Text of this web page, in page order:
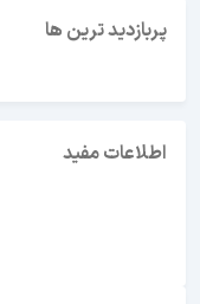
پربازدید ترین ها
امارات
اطلاعات مفید